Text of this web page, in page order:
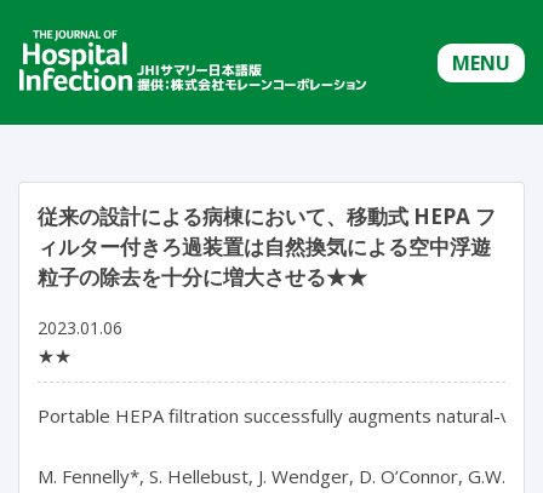
MENU
従来の設計による病棟において、移動式 HEPA フ
ィルター付きろ過装置は自然換気による空中浮遊
粒子の除去を十分に増大させる★★
2023.01.06
★★
Portable HEPA filtration successfully augments natural-
M. Fennelly*, S. Hellebust, J. Wendger, D. O’Connor, G.W.